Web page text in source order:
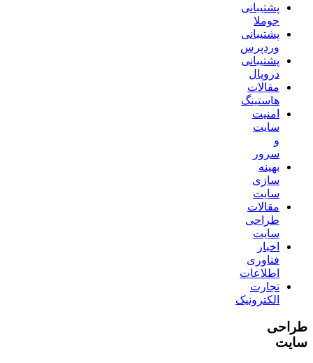
پشتیبانی
جوملا
پشتیبانی
وردپرس
پشتیبانی
دروپال
مقالات
هاستینگ
امنیت
سایت
و
سرور
بهینه
سازی
سایت
مقالات
طراحی
سایت
اخبار
فناوری
اطلاعات
تجارت
الکترونیک
طراحی
سایت